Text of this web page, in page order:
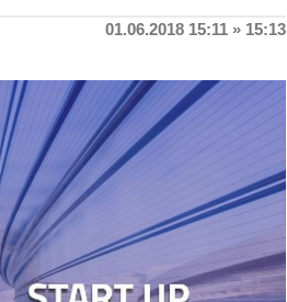
01.06.2018 15:11 » 15:13